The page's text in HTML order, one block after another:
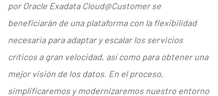
por Oracle Exadata Cloud@Customer se
beneficiarán de una plataforma con la flexibilidad
necesaria para adaptar y escalar los servicios
críticos a gran velocidad, así como para obtener una
mejor visión de los datos. En el proceso,
simplificaremos y modernizaremos nuestro entorno